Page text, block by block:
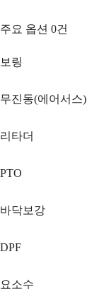
주요 옵션 0건
보링
무진동(에어서스)
리타더
PTO
바닥보강
DPF
요소수